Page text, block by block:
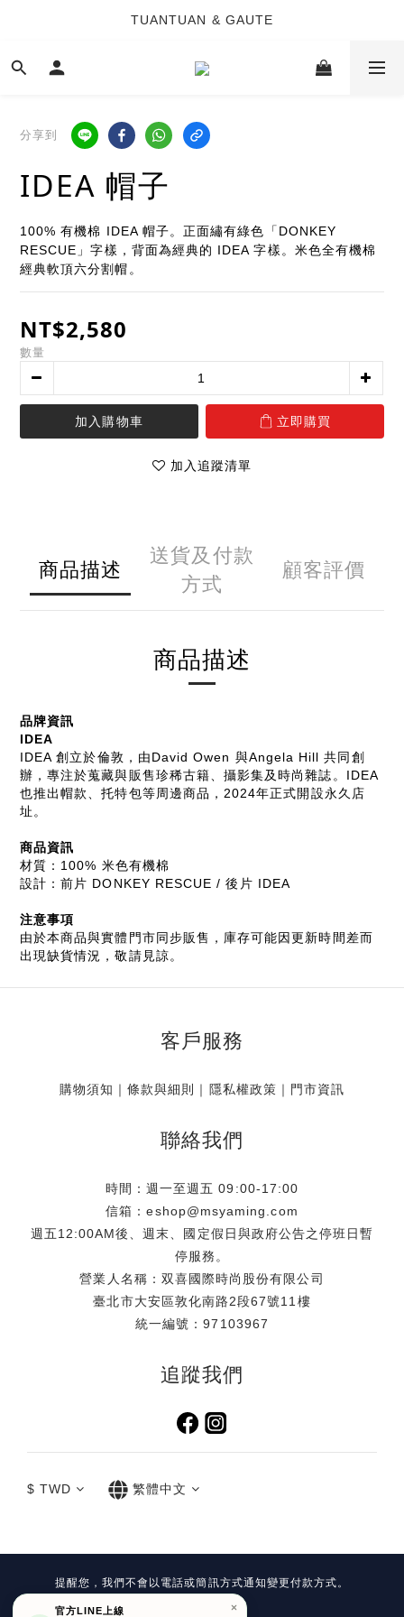
官方LINE上線
TUANTUAN & GAUTE
TUANTUAN & GAUTE
新會員註冊即贈 NT$100 購物金
分享到
IDEA 帽子
100% 有機棉 IDEA 帽子。正面繡有綠色「DONKEY
RESCUE」字樣，背面為經典的 IDEA 字樣。米色全有機棉
經典軟頂六分割帽。
NT$2,580
數量
加入購物車 立即購買
加入追蹤清單
商品描述
送貨及付款
方式
顧客評價
商品描述
品牌資訊
IDEA
IDEA 創立於倫敦，由David Owen 與Angela Hill 共同創
辦，專注於蒐藏與販售珍稀古籍、攝影集及時尚雜誌。IDEA
也推出帽款、托特包等周邊商品，2024年正式開設永久店
址。
商品資訊
材質：100% 米色有機棉
設計：前片 DONKEY RESCUE / 後片 IDEA
注意事項
由於本商品與實體門市同步販售，庫存可能因更新時間差而
出現缺貨情況，敬請見諒。
客戶服務
購物須知 ｜條款與細則 ｜ 隱私權政策 ｜ 門市資訊
聯絡我們
時間：週一至週五 09:00-17:00
信箱：eshop@msyaming.com
週五12:00AM後、週末、國定假日與政府公告之停班日暫
停服務。
營業人名稱：双喜國際時尚股份有限公司
臺北市大安區敦化南路2段67號11樓
統一編號：97103967
追蹤我們
$ TWD 繁體中文
提醒您，我們不會以電話或簡訊方式通知變更付款方式。
Copyright©